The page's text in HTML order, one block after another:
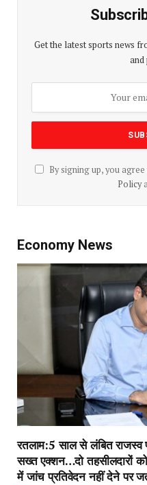
Get the latest sports news
and
By signing up, you
Policy
Economy News
रतलाम:5 साल से लंबित
सख्त एक्शन…दो तहसीलदारों
में जांच प्रतिवेदन नहीं देने पर